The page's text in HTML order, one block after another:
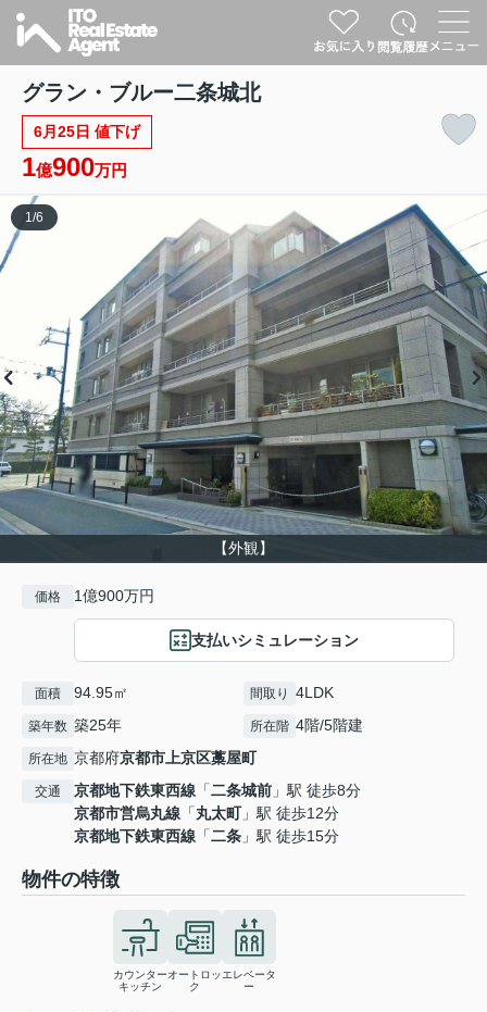
グラン・ブルー二条城北
6月25日 値下げ
1億900万円
【外観】
1 /6
価格 1億900万円
支払いシミュレーション
面積 94.95㎡ 間取り 4LDK
築年数 築25年 所在階 4階/5階建
所在地 京都府京都市上京区藁屋町
交通 京都地下鉄東西線 「二条城前 」駅 徒歩8分
京都市営烏丸線 「丸太町」駅 徒歩12分
京都地下鉄東西線 「二条 」駅 徒歩15分
物件の特徴
カウンター
キッチン
オートロッ
ク
エレベータ
ー